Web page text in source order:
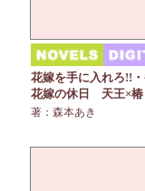
花嫁を手に入れろ!!
花嫁の休日 天王×椿
著：森本あき